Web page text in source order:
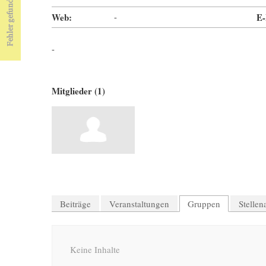
Web:
-
-
Mitglieder (1)
Beiträge Veranstaltungen Gruppen
Keine Inhalte